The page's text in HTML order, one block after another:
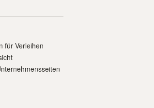
für Verleihen